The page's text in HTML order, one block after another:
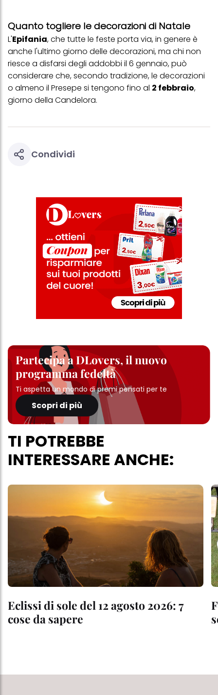
Quanto togliere le decorazioni di Natale
L'Epifania, che tutte le feste porta via, in genere è
anche l'ultimo giorno delle decorazioni, ma chi non
riesce a disfarsi degli addobbi il 6 gennaio, può
considerare che, secondo tradizione, le decorazioni
o almeno il Presepe si tengono fino al 2 febbraio,
giorno della Candelora.
Condividi
Partecipa a DLovers, il nuovo
programma fedeltà
Ti aspetta un mondo di premi pensati per te
Scopri di più
TI POTREBBE
INTERESSARE ANCHE:
Eclissi di sole del 12 agosto 2026: 7
cose da sapere
personali per tutte le finalità sopra indicate. Se fai clic su "Rifiuta",
verranno utilizzati solo i cookie tecnicamente necessari per fornirti
questo sito web.